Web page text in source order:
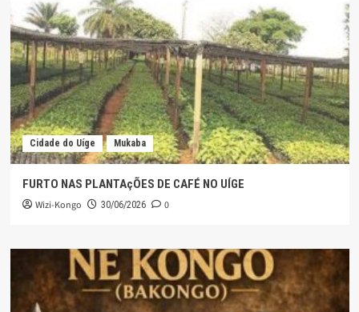
Cidade do Uíge Mukaba
FURTO NAS PLANTAçÕES DE CAFÉ NO UÍGE
Wizi-Kongo 30/06/2026 0